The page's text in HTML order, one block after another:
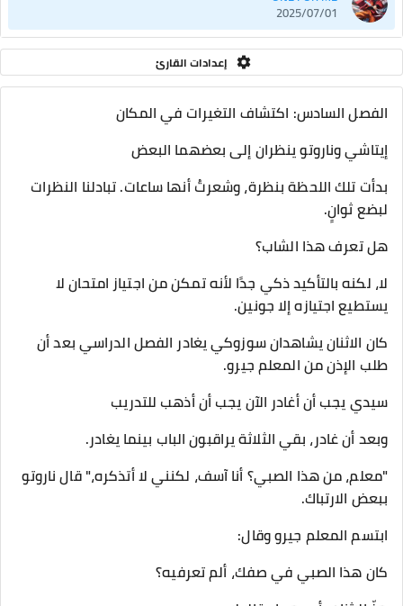
2025/07/01
إعدادات القارئ
الفصل السادس: اكتشاف التغيرات في المكان
إيتاشي وناروتو ينظران إلى بعضهما البعض
بدأت تلك اللحظة بنظرة، وشعرتُ أنها ساعات. تبادلنا النظرات
لبضع ثوانٍ.
هل تعرف هذا الشاب؟
لا، لكنه بالتأكيد ذكي جدًا لأنه تمكن من اجتياز امتحان لا
يستطيع اجتيازه إلا جونين.
كان الاثنان يشاهدان سوزوكي يغادر الفصل الدراسي بعد أن
طلب الإذن من المعلم جيرو.
سيدي يجب أن أغادر الآن يجب أن أذهب للتدريب
وبعد أن غادر، بقي الثلاثة يراقبون الباب بينما يغادر.
"معلم، من هذا الصبي؟ أنا آسف، لكنني لا أتذكره،" قال ناروتو
ببعض الارتباك.
ابتسم المعلم جيرو وقال:
كان هذا الصبي في صفك، ألم تعرفيه؟